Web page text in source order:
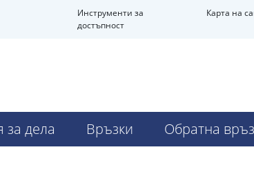
Инструменти за
достъпност
Карта на
дела Връзки Обратна